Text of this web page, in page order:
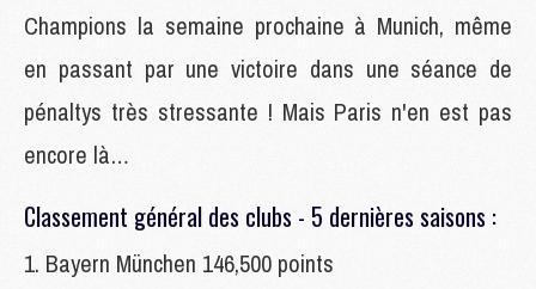
Champions la semaine prochaine à Munich, même
en passant par une victoire dans une séance de
pénaltys très stressante ! Mais Paris n'en est pas
encore là…
Classement général des clubs - 5 dernières saisons :
1. Bayern München 146,500 points